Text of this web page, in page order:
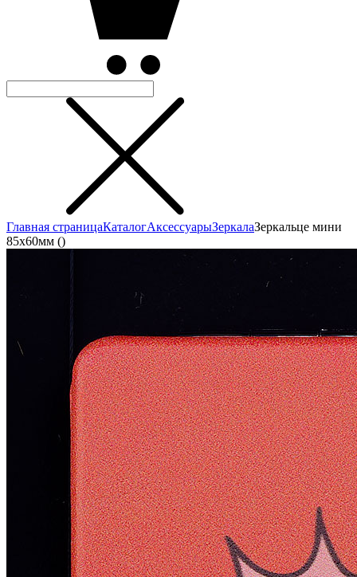
Главная страницаКаталогАксеcсуарыЗеркалаЗеркальце мини
85х60мм ()